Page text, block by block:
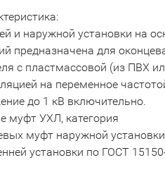
и наружной установки на
предназначена для
с пластмассовой (из ПВХ
на переменное
до 1 кВ включительно.
муфт УХЛ, категория
муфт наружной
установки по ГОСТ